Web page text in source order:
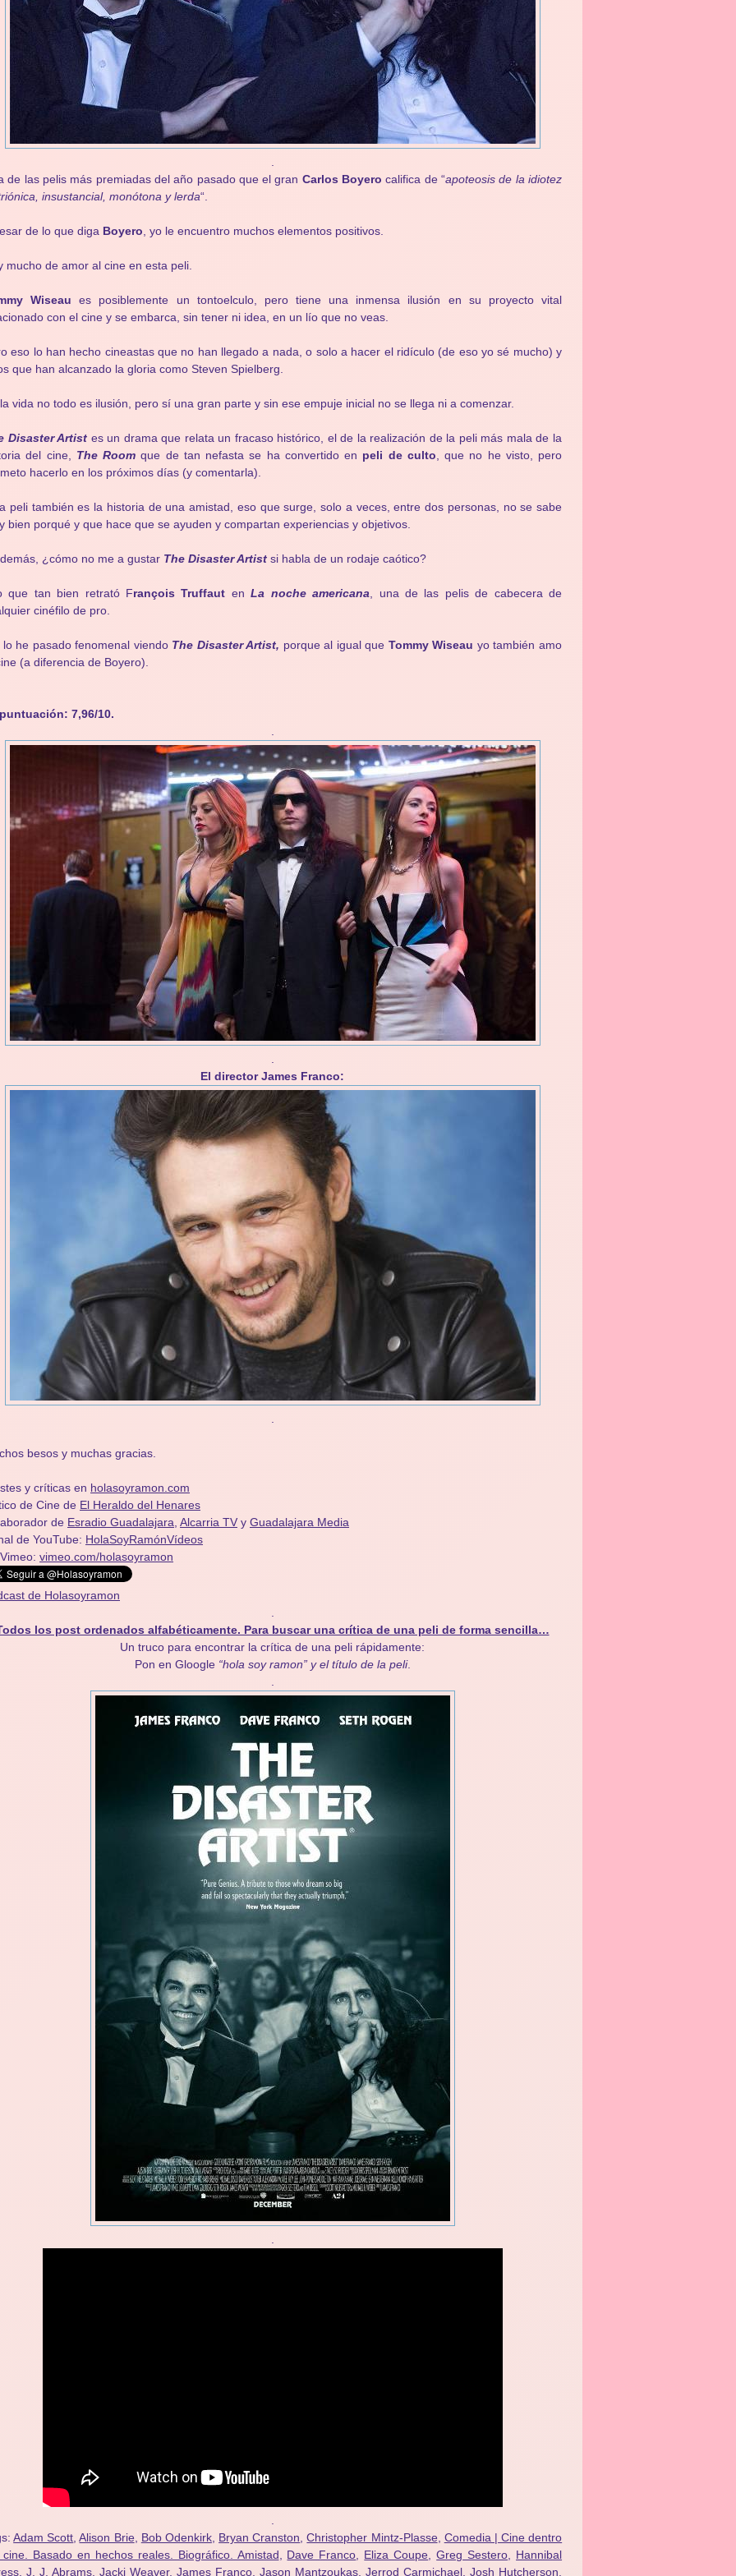
de las pelis más premiadas del año pasado que el gran Carlos Boyero califica de “apoteosis de la idiotez
insustancial, monótona y lerda“.
de lo que diga Boyero , yo le encuentro muchos elementos positivos.
mucho de amor al cine en esta peli.
Wiseau es posiblemente un tontoelculo, pero tiene una inmensa ilusión en su proyecto vital
con el cine y se embarca, sin tener ni idea, en un lío que no veas.
eso lo han hecho cineastas que no han llegado a nada, o solo a hacer el ridículo (de eso yo sé mucho) y
que han alcanzado la gloria como Steven Spielberg.
vida no todo es ilusión, pero sí una gran parte y sin ese empuje inicial no se llega ni a comenzar.
Disaster Artist es un drama que relata un fracaso histórico, el de la realización de la peli más mala de la
del cine, The Room que de tan nefasta se ha convertido en peli de culto , que no he visto, pero
hacerlo en los próximos días (y comentarla).
peli también es la historia de una amistad, eso que surge, solo a veces, entre dos personas, no se sabe
bien porqué y que hace que se ayuden y compartan experiencias y objetivos.
¿cómo no me a gustar The Disaster Artist si habla de un rodaje caótico?
que tan bien retrató François Truffaut enLa noche americana , una de las pelis de cabecera de
cinéfilo de pro.
lo he pasado fenomenal viendo The Disaster Artist, porque al igual que Tommy Wiseau yo también amo
(a diferencia de Boyero).
7,96/10.
El director James Franco:
besos y muchas gracias.
y críticas en holasoyramon.com
de Cine de El Heraldo del Henares
de Esradio Guadalajara Alcarria TV y Guadalajara Media
de YouTube: HolaSoyRamónVídeos
vimeo.com/holasoyramon
de Holasoyramon
los post ordenados alfabéticamente. Para buscar una crítica de una peli de forma sencilla…
Un truco para encontrar la crítica de una peli rápidamente:
Pon en Gloogle “hola soy ramon” y el título de la peli.
Adam Scott ,Alison Brie Bob Odenkirk, Bryan Cranston ,Christopher Mintz-Plasse, Comedia | Cine dentro
Basado en hechos reales. Biográfico. Amistad
Dave Franco Eliza Coupe ,Greg Sestero
Hannibal
J. J. Abrams Jacki Weaver, James Franco Jason Mantzoukas Jerrod Carmichael Josh Hutcherson